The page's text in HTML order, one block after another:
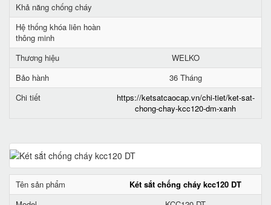
Khả năng chống cháy
Hệ thống khóa liên hoàn
thông minh
Thương hiệu
WELKO
Bảo hành
36 Tháng
Chi tiết
https://ketsatcaocap.vn/chi-tiet/ket-sat-
chong-chay-kcc120-dm-xanh
Tên sản phẩm
Két sắt chống cháy kcc120 DT